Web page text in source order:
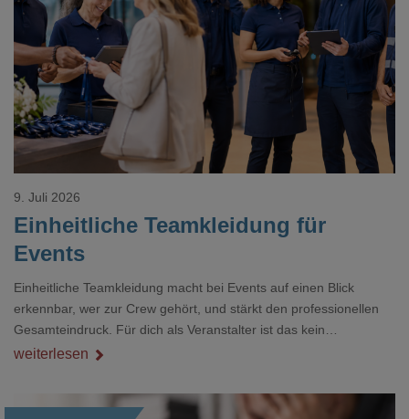
Einheitliche Teamkleidung für
Events
9. Juli 2026
Einheitliche Teamkleidung macht bei Events auf einen Blick
erkennbar, wer zur Crew gehört, und stärkt den professionellen
Gesamteindruck. Für dich als Veranstalter ist das kein
Nebenthema: Bei Textilien mit Stickerei oder mehreren
weiterlesen